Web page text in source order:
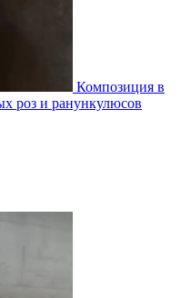
Композиция в
роз и ранункулюсов